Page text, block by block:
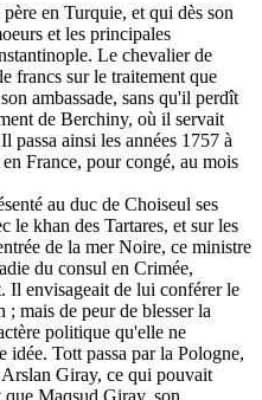
en Turquie, et qui dès son
et les principales
Le chevalier de
francs sur le traitement que
ambassade, sans qu'il perdît
de Berchiny, où il servait
passa ainsi les années 1757 à
France, pour congé, au mois
au duc de Choiseul ses
le khan des Tartares, et sur les
de la mer Noire, ce ministre
du consul en Crimée,
Il envisageait de lui conférer le
mais de peur de blesser la
politique qu'elle ne
idée. Tott passa par la Pologne,
Giray, ce qui pouvait
Maqsud Giray, son